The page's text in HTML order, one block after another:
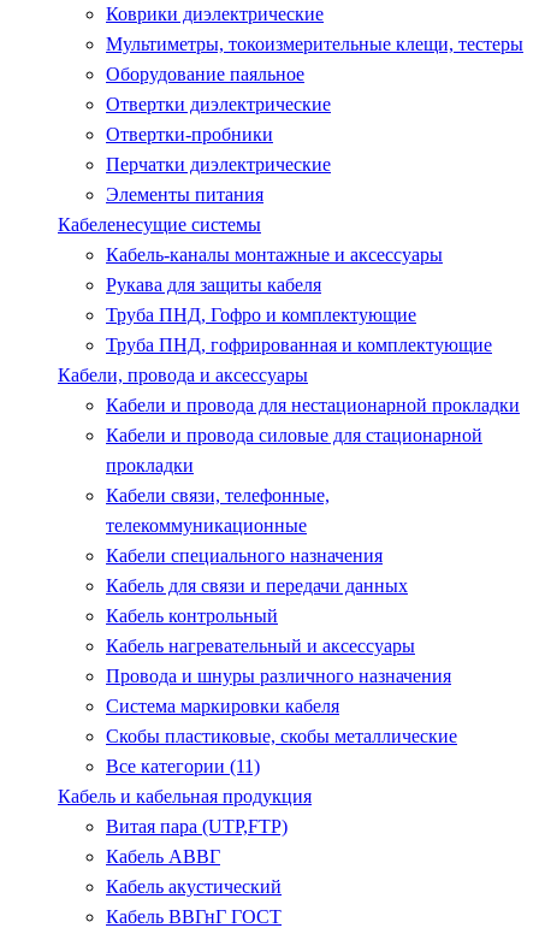
Коврики диэлектрические
Мультиметры, токоизмерительные клещи, тестеры
Оборудование паяльное
Отвертки диэлектрические
Отвертки-пробники
Перчатки диэлектрические
Элементы питания
Кабеленесущие системы
Кабель-каналы монтажные и аксессуары
Рукава для защиты кабеля
Труба ПНД, Гофро и комплектующие
Труба ПНД, гофрированная и комплектующие
Кабели, провода и аксессуары
Кабели и провода для нестационарной прокладки
Кабели и провода силовые для стационарной
прокладки
Кабели связи, телефонные,
телекоммуникационные
Кабели специального назначения
Кабель для связи и передачи данных
Кабель контрольный
Кабель нагревательный и аксессуары
Провода и шнуры различного назначения
Система маркировки кабеля
Скобы пластиковые, скобы металлические
Все категории (11)
Кабель и кабельная продукция
Витая пара (UTP,FTP)
Кабель АВВГ
Кабель акустический
Кабель ВВГнГ ГОСТ